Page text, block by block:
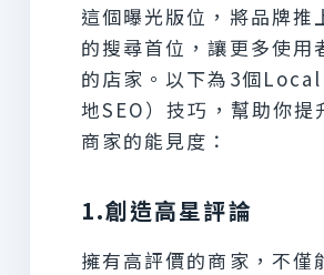
這個曝光版位，將品牌推
的搜尋首位，讓更多使用
的店家。以下為3個
地SEO）技巧，幫助你
商家的能見度：
1.創造高星評論
擁有高評價的商家，不僅